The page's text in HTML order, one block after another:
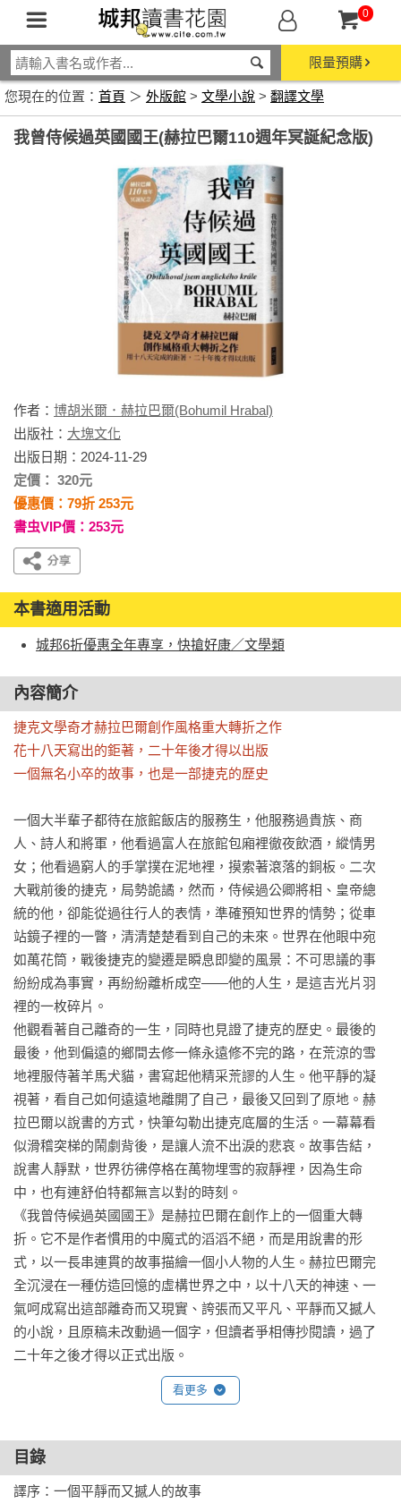
0
限量預購
您現在的位置： 首頁 ＞ 外版館 > 文學小說 > 翻譯文學
我曾侍候過英國國王(赫拉巴爾110週年冥誕紀念版)
作者： 博胡米爾．赫拉巴爾(Bohumil Hrabal)
出版社： 大塊文化
出版日期：2024-11-29
定價： 320元
優惠價：79折 253元
書虫VIP價：253元
本書適用活動
城邦6折優惠全年專享，快搶好康／文學類
內容簡介
捷克文學奇才赫拉巴爾創作風格重大轉折之作
花十八天寫出的鉅著，二十年後才得以出版
一個無名小卒的故事，也是一部捷克的歷史
一個大半輩子都待在旅館飯店的服務生，他服務過貴族、商
人、詩人和將軍，他看過富人在旅館包廂裡徹夜飲酒，縱情男
女；他看過窮人的手掌撲在泥地裡，摸索著滾落的銅板。二次
大戰前後的捷克，局勢詭譎，然而，侍候過公卿將相、皇帝總
統的他，卻能從過往行人的表情，準確預知世界的情勢；從車
站鏡子裡的一瞥，清清楚楚看到自己的未來。世界在他眼中宛
如萬花筒，戰後捷克的變遷是瞬息即變的風景：不可思議的事
紛紛成為事實，再紛紛離析成空——他的人生，是這吉光片羽
裡的一枚碎片。
他觀看著自己離奇的一生，同時也見證了捷克的歷史。最後的
最後，他到偏遠的鄉間去修一條永遠修不完的路，在荒涼的雪
地裡服侍著羊馬犬貓，書寫起他精采荒謬的人生。他平靜的凝
視著，看自己如何遠遠地離開了自己，最後又回到了原地。赫
拉巴爾以說書的方式，快筆勾勒出捷克底層的生活。一幕幕看
似滑稽突梯的鬧劇背後，是讓人流不出淚的悲哀。故事告結，
說書人靜默，世界彷彿停格在萬物埋雪的寂靜裡，因為生命
中，也有連舒伯特都無言以對的時刻。
《我曾侍候過英國國王》是赫拉巴爾在創作上的一個重大轉
折。它不是作者慣用的中魔式的滔滔不絕，而是用說書的形
式，以一長串連貫的故事描繪一個小人物的人生。赫拉巴爾完
全沉浸在一種仿造回憶的虛構世界之中，以十八天的神速、一
氣呵成寫出這部離奇而又現實、誇張而又平凡、平靜而又撼人
的小說，且原稿未改動過一個字，但讀者爭相傳抄閱讀，過了
二十年之後才得以正式出版。
看更多
目錄
譯序：一個平靜而又撼人的故事